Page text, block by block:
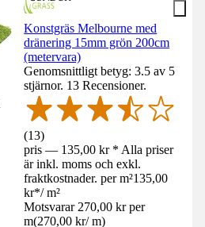
Konstgräs Melbourne med
dränering 15mm grön 200cm
(metervara)
Genomsnittligt betyg: 3.5 av 5
stjärnor. 13 Recensioner.
(13)
pris — 135,00 kr * Alla priser
är inkl. moms och exkl.
fraktkostnader. per m²135,00
kr*/ m²
Motsvarar 270,00 kr per
m(270,00 kr/ m)